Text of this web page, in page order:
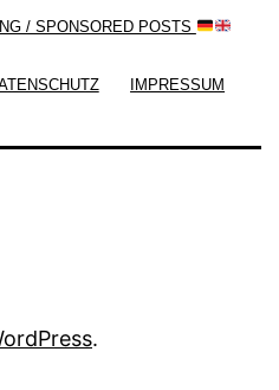
/ SPONSORED POSTS
IMPRESSUM
.